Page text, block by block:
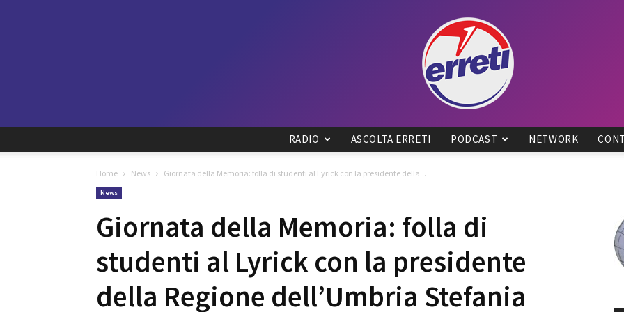
Tadino
RADIO ASCOLTA ERRETI PODCAST NETWORK
Home News Giornata della Memoria: folla di studenti al Lyrick con la presidente della...
News
Giornata della Memoria: folla di
studenti al Lyrick con la presidente
della Regione dell’Umbria Stefania